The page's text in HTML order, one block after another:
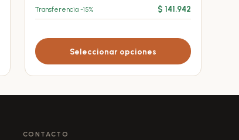
Transferencia -15% $ 141.942
Seleccionar opciones
variantes.
Las
opciones
se
pueden
en
CONTACTO